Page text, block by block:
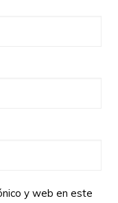
y web en este